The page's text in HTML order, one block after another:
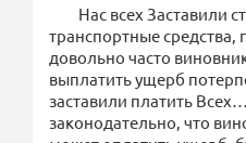
Нас всех Заставили
транспортные
довольно часто
выплатить ущерб
заставили платить
законодательно, что